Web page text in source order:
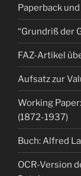
Paperback
“Grundriß der
FAZ-Artikel
Aufsatz zur
Working
(1872-1937)
Buch: Alfred
OCR-Version